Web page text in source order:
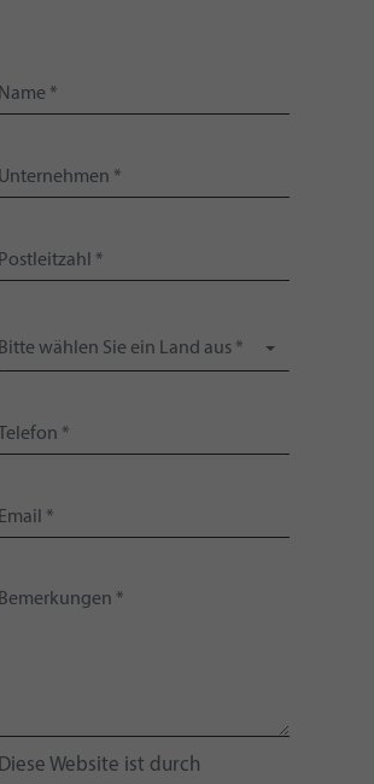
Bitte wählen Sie ein Land aus *
Diese Website ist durch